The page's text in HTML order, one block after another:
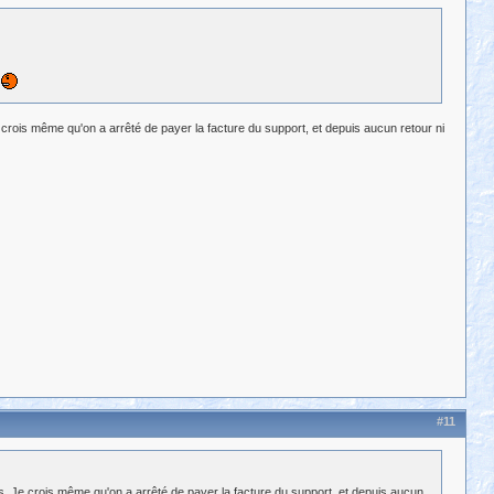
même qu'on a arrêté de payer la facture du support, et depuis aucun retour ni
#11